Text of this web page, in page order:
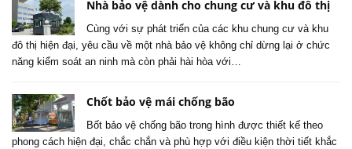
Nhà bảo vệ dành cho chung cư và khu đô thị
Cùng với sự phát triển của các khu chung cư và khu
đô thị hiện đại, yêu cầu về một nhà bảo vệ không chỉ dừng lại ở chức
năng kiểm soát an ninh mà còn phải hài hòa với…
Chốt bảo vệ mái chống bão
Bốt bảo vệ chống bão trong hình được thiết kế theo
phong cách hiện đại, chắc chắn và phù hợp với điều kiện thời tiết khắc